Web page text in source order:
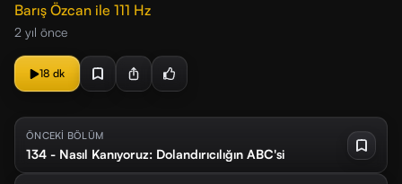
Barış Özcan ile 111 Hz
2 yıl önce
18 dk
ÖNCEKİ BÖLÜM
134 - Nasıl Kanıyoruz: Dolandırıcılığın ABC'si